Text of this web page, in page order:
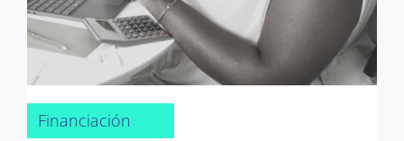
Financiación